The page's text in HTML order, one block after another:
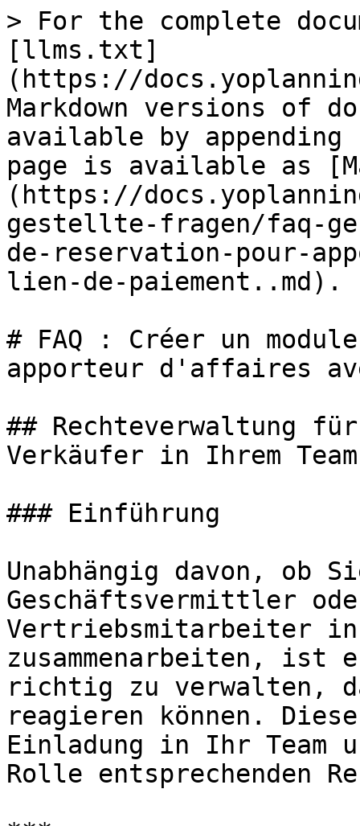
> For the complete
[llms.txt]
(https://
Markdown versions of
available by
page is available as
(https://
gestellte-fragen/faq-
de-reservation-pour-
lien-de-paiement..md).
# FAQ : Créer un
apporteur d'affaires
## Rechteverwaltung
Verkäufer in Ihrem Team
### Einführung
Unabhängig davon, ob
Geschäftsvermittler
Vertriebsmitarbeiter in
zusammenarbeiten, ist
richtig zu verwalten,
reagieren können.
Einladung in Ihr Team
Rolle entsprechenden